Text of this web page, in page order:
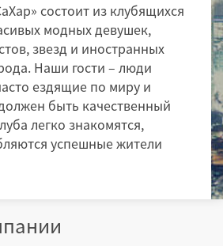
состоит из клубящихся
модных девушек,
звезд и иностранных
Наши гости – люди
ездящие по миру и
быть качественный
легко знакомятся,
успешные жители